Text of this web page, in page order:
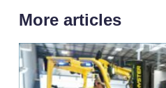
More articles